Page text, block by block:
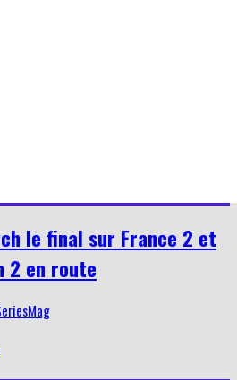
le final sur France 2 et
2 en route